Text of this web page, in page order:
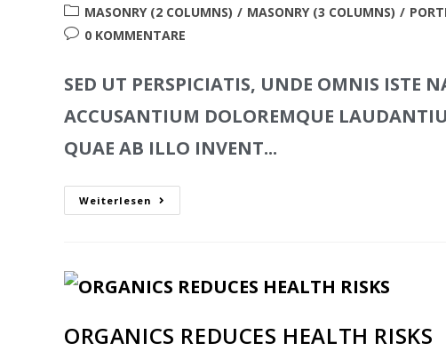
MASONRY (2 COLUMNS) / MASONRY (3 COLUMNS) /
0 KOMMENTARE
SED UT PERSPICIATIS, UNDE OMNIS ISTE
ACCUSANTIUM DOLOREMQUE
QUAE AB ILLO INVENT...
Weiterlesen
ORGANICS REDUCES HEALTH RISKS